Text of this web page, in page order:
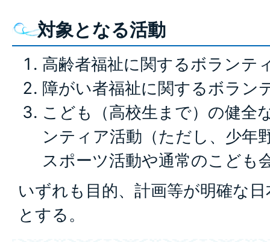
対象となる活動
高齢者福祉に関するボランテ
障がい者福祉に関するボラン
こども（高校生まで）の健全
ンティア活動（ただし、少年
スポーツ活動や通常のこども
いずれも目的、計画等が明確な
とする。